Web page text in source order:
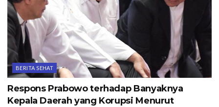
BERITA SEHAT
Respons Prabowo terhadap Banyaknya
Kepala Daerah yang Korupsi Menurut